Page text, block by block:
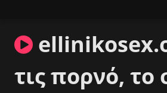
content
τις πορνό, το